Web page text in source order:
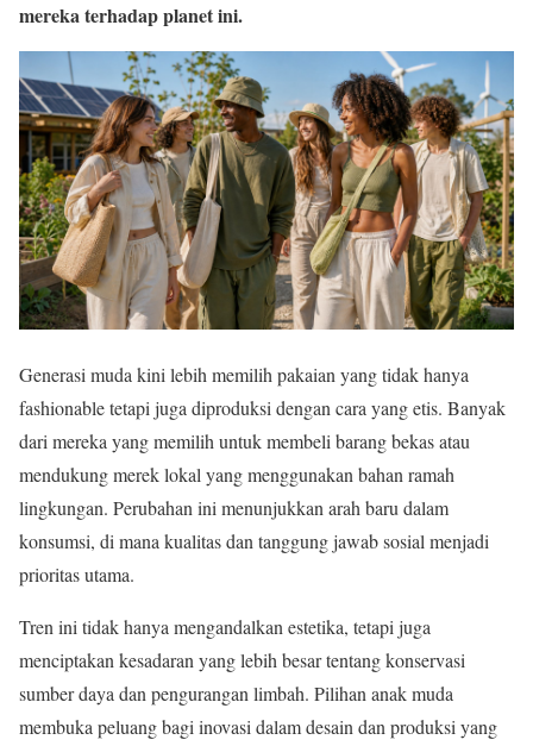
mereka terhadap planet ini.
Generasi muda kini lebih memilih pakaian yang tidak hanya
fashionable tetapi juga diproduksi dengan cara yang etis. Banyak
dari mereka yang memilih untuk membeli barang bekas atau
mendukung merek lokal yang menggunakan bahan ramah
lingkungan. Perubahan ini menunjukkan arah baru dalam
konsumsi, di mana kualitas dan tanggung jawab sosial menjadi
prioritas utama.
Tren ini tidak hanya mengandalkan estetika, tetapi juga
menciptakan kesadaran yang lebih besar tentang konservasi
sumber daya dan pengurangan limbah. Pilihan anak muda
membuka peluang bagi inovasi dalam desain dan produksi yang